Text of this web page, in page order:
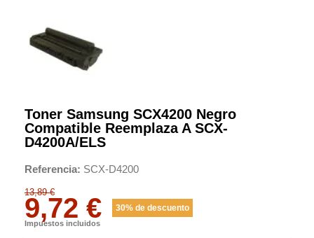
Toner Samsung SCX4200 Negro
Compatible Reemplaza A SCX-
D4200A/ELS
Referencia SCX-D4200
13,89 €
9,72 € 30% de descuento
Impuestos incluidos